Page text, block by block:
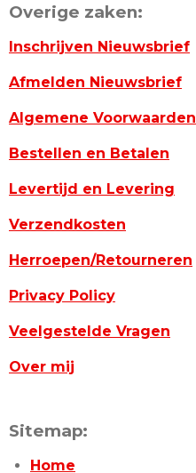
Overige zaken:
Inschrijven Nieuwsbrief
Afmelden Nieuwsbrief
Algemene Voorwaarden
Bestellen en Betalen
Levertijd en Levering
Verzendkosten
Herroepen/Retourneren
Privacy Policy
Veelgestelde Vragen
Over mij
Sitemap:
Home